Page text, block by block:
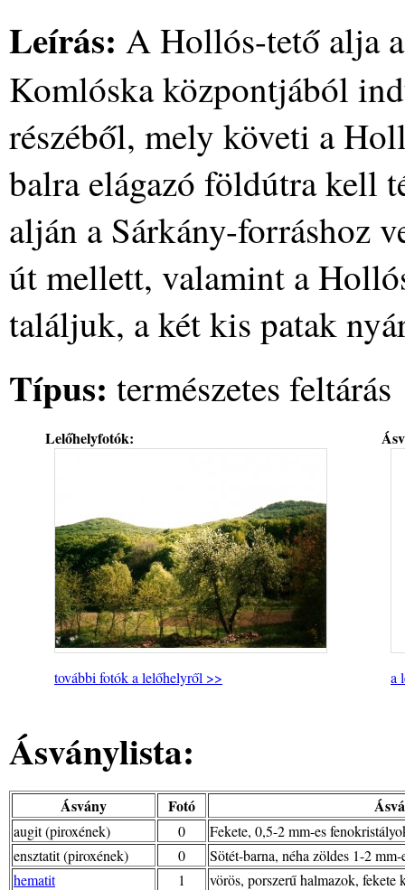
Leírás: A Hollós-tető alja
Komlóska központjából
részéből, mely követi a
balra elágazó földútra kell
alján a Sárkány-forráshoz
út mellett, valamint a
találjuk, a két kis patak
Típus: természetes feltárás
Lelőhelyfotók:
további fotók a lelőhelyről >> a
Ásványlista:
Ásvány Fotó
augit (piroxének) 0
Fekete, 0,5-2 mm-es
ensztatit (piroxének)
0
Sötét-barna, néha zöldes 1-2
hematit
1
vörös, porszerű halmazok, fekete